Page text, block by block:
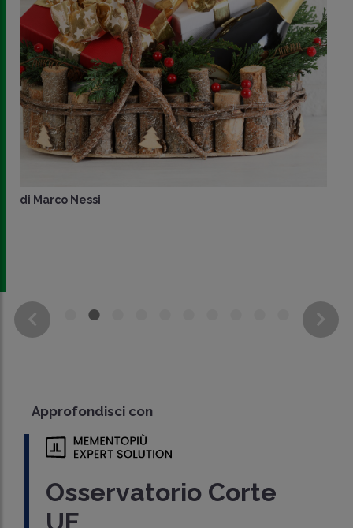
di Marco Nessi
Approfondisci con
Osservatorio Corte